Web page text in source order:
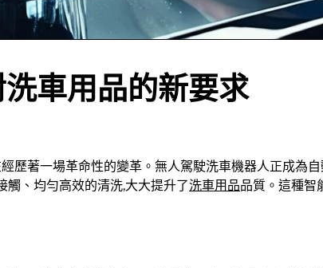
車用品的新要求
歷著一場革命性的變革。無人駕駛洗車機器人正成為
觸、均勻高效的清洗,大大提升了洗車用品品質。這種智